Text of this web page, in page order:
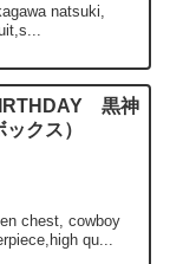
natsuki,
黒神
クス）
chest, cowboy
qu...